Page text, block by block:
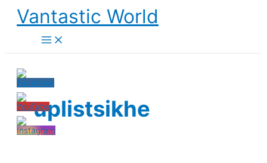
Skip
content
Vantastic World
uplistsikhe